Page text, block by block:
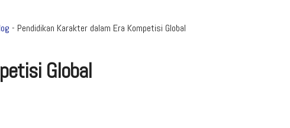
- Pendidikan Karakter dalam Era Kompetisi Global
Global